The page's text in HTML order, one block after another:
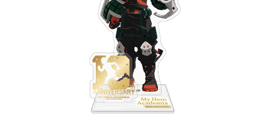
ハイキュー!!ジャージ＆ユニフォーム
『無職転生Ⅲ ～異世界行ったら本気だす～』
『ふつつかな悪女ではございますが ～雛宮蝶鼠と